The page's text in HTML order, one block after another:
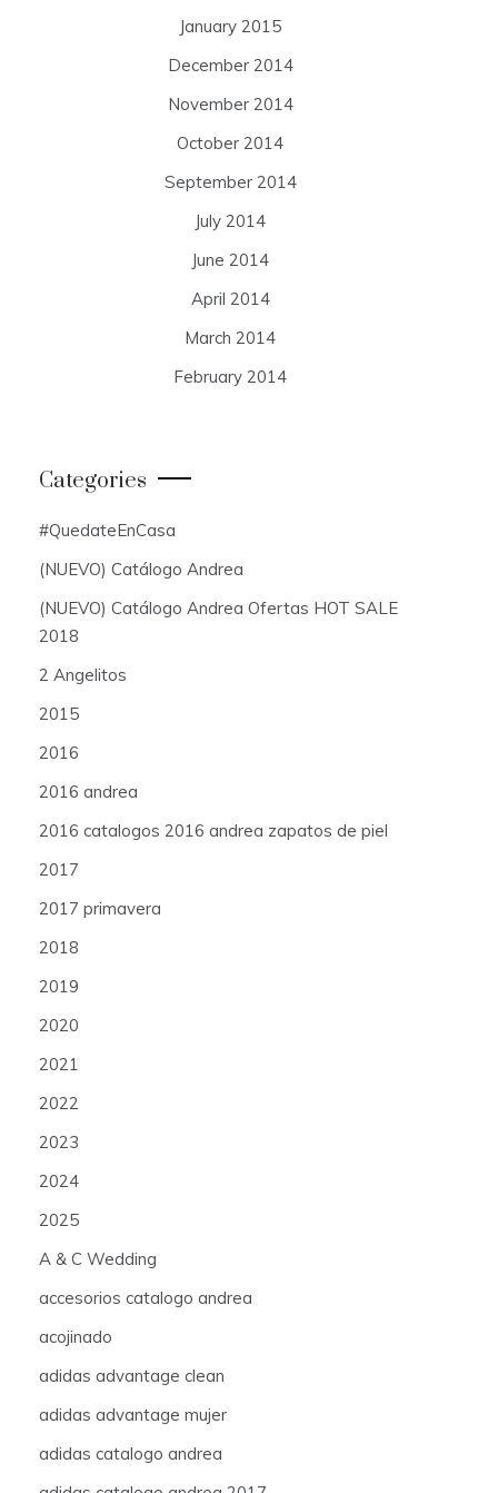
January 2015
December 2014
November 2014
October 2014
September 2014
July 2014
June 2014
April 2014
March 2014
February 2014
Categories
#QuedateEnCasa
(NUEVO) Catálogo Andrea
(NUEVO) Catálogo Andrea Ofertas HOT SALE
2018
2 Angelitos
2015
2016
2016 andrea
2016 catalogos 2016 andrea zapatos de piel
2017
2017 primavera
2018
2019
2020
2021
2022
2023
2024
2025
A & C Wedding
accesorios catalogo andrea
acojinado
adidas advantage clean
adidas advantage mujer
adidas catalogo andrea